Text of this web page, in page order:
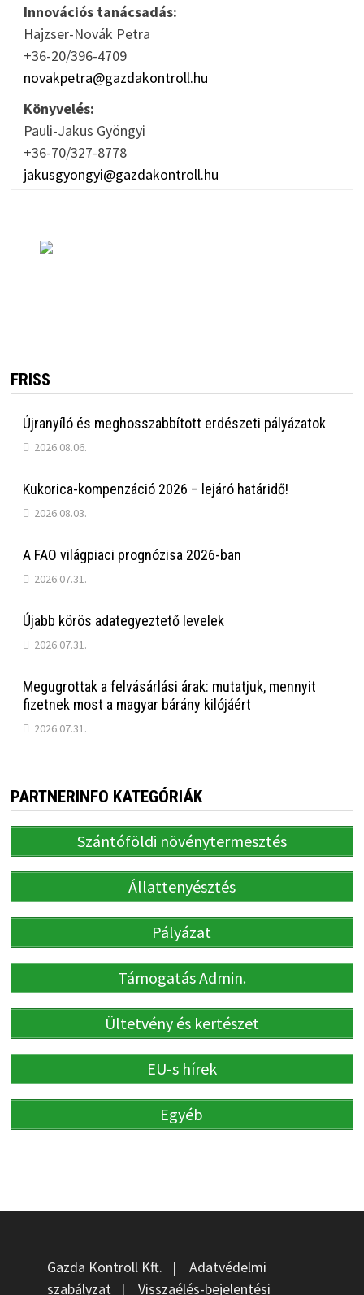
Innovációs tanácsadás:
Hajzser-Novák Petra
+36-20/396-4709
novakpetra@gazdakontroll.hu
Könyvelés:
Pauli-Jakus Gyöngyi
+36-70/327-8778
jakusgyongyi@gazdakontroll.hu
FRISS
Újranyíló és meghosszabbított erdészeti pályázatok
2026.08.06.
Kukorica-kompenzáció 2026 – lejáró határidő!
2026.08.03.
A FAO világpiaci prognózisa 2026-ban
2026.07.31.
Újabb körös adategyeztető levelek
2026.07.31.
Megugrottak a felvásárlási árak: mutatjuk, mennyit
fizetnek most a magyar bárány kilójáért
2026.07.31.
PARTNERINFO KATEGÓRIÁK
Szántóföldi növénytermesztés
Állattenyésztés
Pályázat
Támogatás Admin.
Ültetvény és kertészet
EU-s hírek
Egyéb
Gazda Kontroll Kft. | Adatvédelmi
szabályzat| Visszaélés-bejelentési